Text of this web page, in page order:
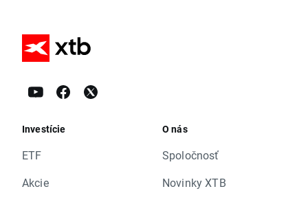
Investície
ETF
Akcie
O nás
Spoločnosť
Novinky XTB